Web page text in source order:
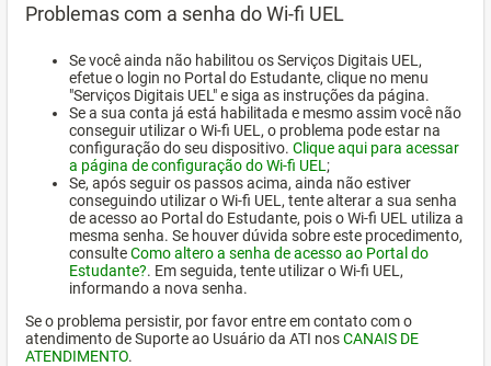
Problemas com a senha do Wi-fi UEL
Se você ainda não habilitou os Serviços Digitais UEL,
efetue o login no Portal do Estudante, clique no menu
"Serviços Digitais UEL" e siga as instruções da página.
Se a sua conta já está habilitada e mesmo assim você não
conseguir utilizar o Wi-fi UEL, o problema pode estar na
configuração do seu dispositivo. Clique aqui para acessar
a página de configuração do Wi-fi UEL ;
Se, após seguir os passos acima, ainda não estiver
conseguindo utilizar o Wi-fi UEL, tente alterar a sua senha
de acesso ao Portal do Estudante, pois o Wi-fi UEL utiliza a
mesma senha. Se houver dúvida sobre este procedimento,
consulteComo altero a senha de acesso ao Portal do
Estudante?. Em seguida, tente utilizar o Wi-fi UEL,
informando a nova senha.
Se o problema persistir, por favor entre em contato com o
atendimento de Suporte ao Usuário da ATI nosCANAIS DE
ATENDIMENTO.